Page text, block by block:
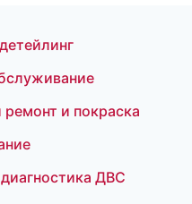
и покраска
ДВС